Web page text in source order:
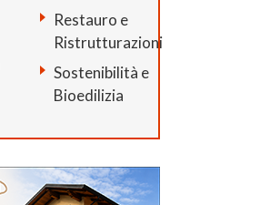
Restauro e
Ristrutturazioni
Sostenibilità e
Bioedilizia